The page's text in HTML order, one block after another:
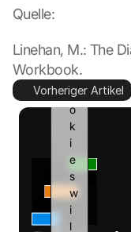
Quelle:
Linehan, M.: The
Workbook.
Vorheriger Artikel
n
d
c
o
o
k
i
e
s
w
i
l